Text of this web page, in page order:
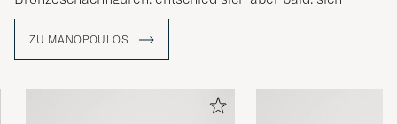
seinem Hobby voll und ganz zu widmen.
ZU MANOPOULOS